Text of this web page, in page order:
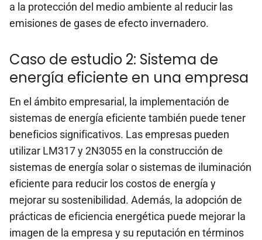
a la protección del medio ambiente al reducir las
emisiones de gases de efecto invernadero.
Caso de estudio 2: Sistema de
energía eficiente en una empresa
En el ámbito empresarial, la implementación de
sistemas de energía eficiente también puede tener
beneficios significativos. Las empresas pueden
utilizar LM317 y 2N3055 en la construcción de
sistemas de energía solar o sistemas de iluminación
eficiente para reducir los costos de energía y
mejorar su sostenibilidad. Además, la adopción de
prácticas de eficiencia energética puede mejorar la
imagen de la empresa y su reputación en términos